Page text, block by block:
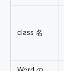
class 名